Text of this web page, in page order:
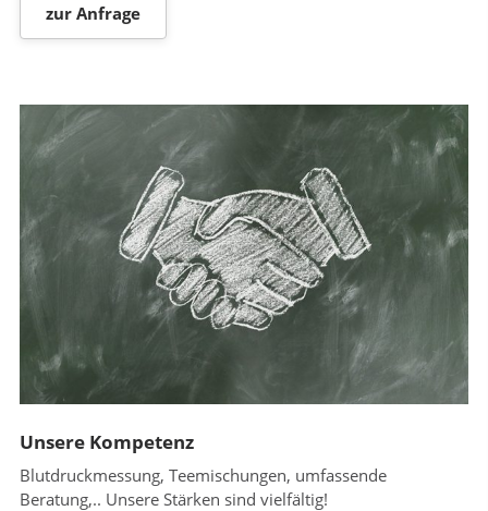
zur Anfrage
Unsere Kompetenz
Blutdruckmessung, Teemischungen, umfassende
Beratung,.. Unsere Stärken sind vielfältig!